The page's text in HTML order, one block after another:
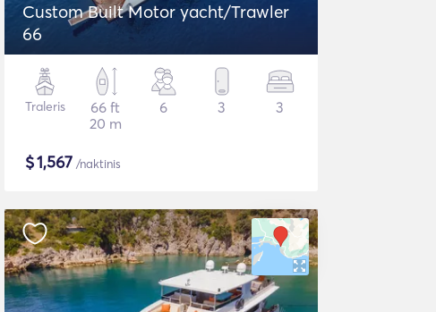
Custom Built Motor yacht/Trawler
66
Traleris
66 ft
20 m
6 3 3
$1,567 /naktinis